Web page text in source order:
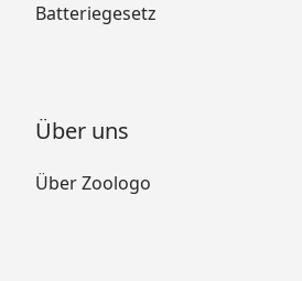
Batteriegesetz
Über uns
Über Zoologo